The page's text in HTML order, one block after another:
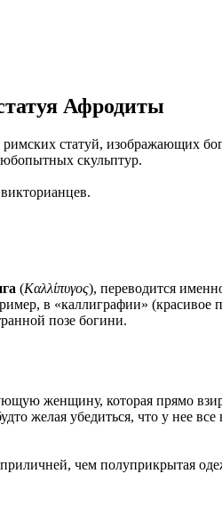
Афродиты
статуй,
скульптур.
(Καλλίπυγος), переводится
в «каллиграфии»
позе богини.
женщину, которая прямо
желая убедиться, что у нее
приличней, чем полуприкрытая